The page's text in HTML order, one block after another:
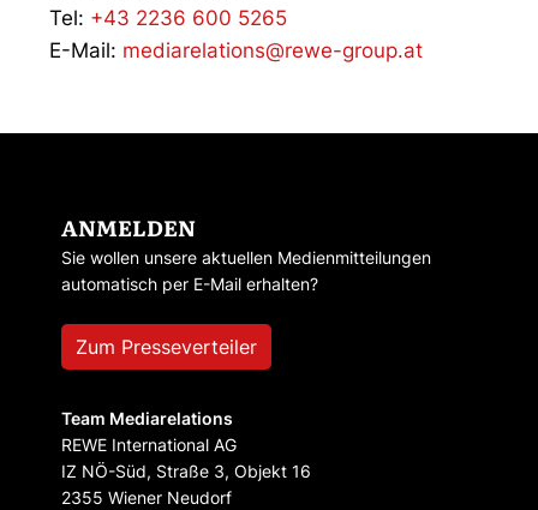
Tel: +43 2236 600 5265
E-Mail: mediarelations@rewe-group.at
ANMELDEN
Sie wollen unsere aktuellen Medienmitteilungen
automatisch per E-Mail erhalten?
Zum Presseverteiler
Team Mediarelations
REWE International AG
IZ NÖ-Süd, Straße 3, Objekt 16
2355 Wiener Neudorf